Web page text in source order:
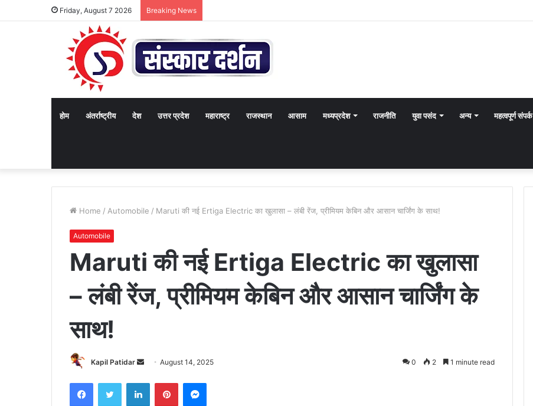
Friday, August 7 2026 Breaking News
होम अंतर्राष्ट्रीय देश उत्तर प्रदेश महाराष्ट्र राजस्थान आसाम मध्यप्रदेश राजनीति युवा पसंद अन्य महत्वपूर्ण संपर्क
Home / Automobile / Maruti की नई Ertiga Electric का खुलासा – लंबी रेंज, प्रीमियम केबिन और आसान चार्जिंग के साथ!
Automobile
Maruti की नई Ertiga Electric का खुलासा
– लंबी रेंज, प्रीमियम केबिन और आसान चार्जिंग के
साथ!
Kapil Patidar
SendAugust 14, 2025 0 2 1 minute read
FacebookTwitter LinkedInPinterestMessenger